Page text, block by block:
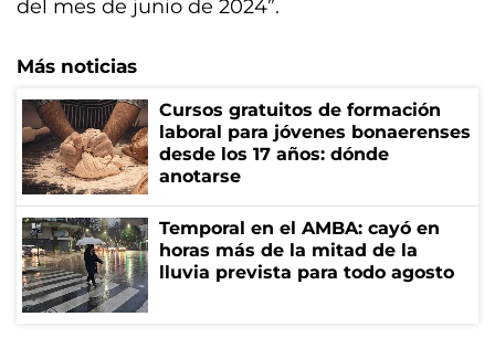
del mes de junio de 2024”.
Más noticias
Cursos gratuitos de formación
laboral para jóvenes bonaerenses
desde los 17 años: dónde
anotarse
Temporal en el AMBA: cayó en
horas más de la mitad de la
lluvia prevista para todo agosto